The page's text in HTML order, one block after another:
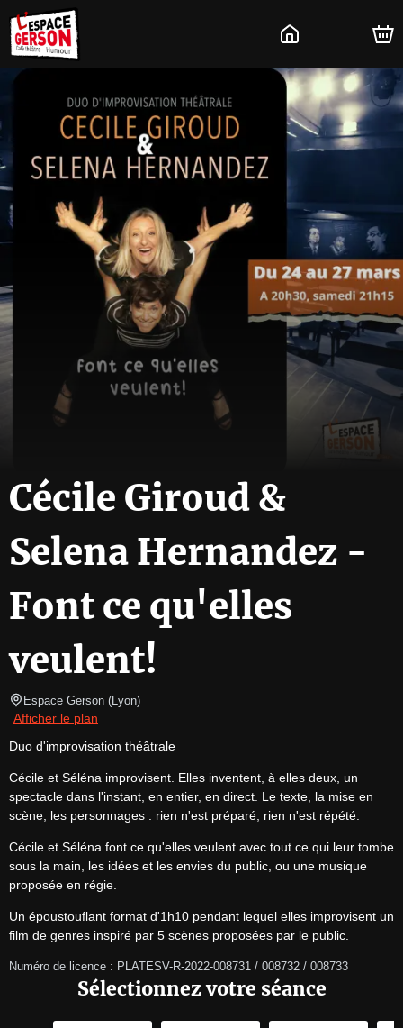
Cécile Giroud &
Selena Hernandez -
Font ce qu'elles
veulent!
Espace Gerson (Lyon)
Afficher le plan
Duo d'improvisation théâtrale
Cécile et Séléna improvisent. Elles inventent, à elles deux, un
spectacle dans l'instant, en entier, en direct. Le texte, la mise en
scène, les personnages : rien n'est préparé, rien n'est répété.
Cécile et Séléna font ce qu'elles veulent avec tout ce qui leur tombe
sous la main, les idées et les envies du public, ou une musique
proposée en régie.
Un époustouflant format d'1h10 pendant lequel elles improvisent un
film de genres inspiré par 5 scènes proposées par le public.
Numéro de licence : PLATESV-R-2022-008731 / 008732 / 008733
Sélectionnez votre séance